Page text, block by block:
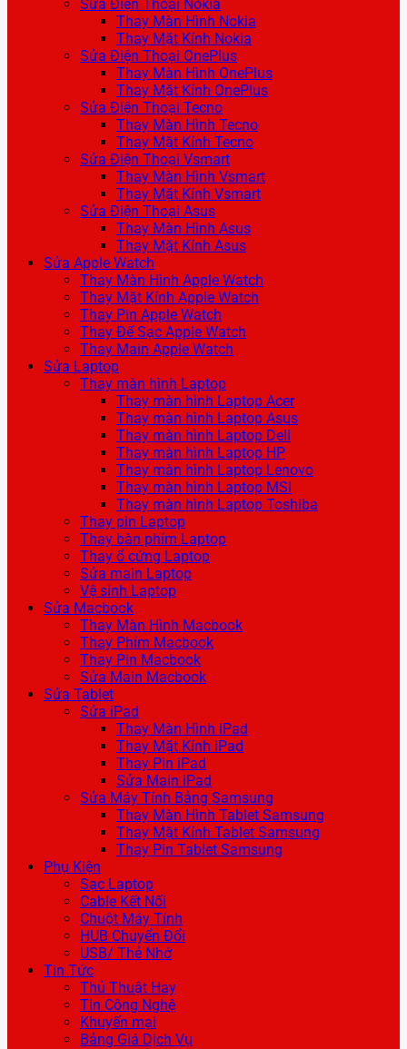
Sửa Điện Thoại Nokia
Thay Màn Hình Nokia
Thay Mặt Kính Nokia
Sửa Điện Thoại OnePlus
Thay Màn Hình OnePlus
Thay Mặt Kính OnePlus
Sửa Điện Thoại Tecno
Thay Màn Hình Tecno
Thay Mặt Kính Tecno
Sửa Điện Thoại Vsmart
Thay Màn Hình Vsmart
Thay Mặt Kính Vsmart
Sửa Điện Thoại Asus
Thay Màn Hình Asus
Thay Mặt Kính Asus
Sửa Apple Watch
Thay Màn Hình Apple Watch
Thay Mặt Kính Apple Watch
Thay Pin Apple Watch
Thay Đế Sạc Apple Watch
Thay Main Apple Watch
Sửa Laptop
Thay màn hình Laptop
Thay màn hình Laptop Acer
Thay màn hình Laptop Asus
Thay màn hình Laptop Dell
Thay màn hình Laptop HP
Thay màn hình Laptop Lenovo
Thay màn hình Laptop MSI
Thay màn hình Laptop Toshiba
Thay pin Laptop
Thay bàn phím Laptop
Thay ổ cứng Laptop
Sửa main Laptop
Vệ sinh Laptop
Sửa Macbook
Thay Màn Hình Macbook
Thay Phím Macbook
Thay Pin Macbook
Sửa Main Macbook
Sửa Tablet
Sửa iPad
Thay Màn Hình iPad
Thay Mặt Kính iPad
Thay Pin iPad
Sửa Main iPad
Sửa Máy Tính Bảng Samsung
Thay Màn Hình Tablet Samsung
Thay Mặt Kính Tablet Samsung
Thay Pin Tablet Samsung
Phụ Kiện
Sạc Laptop
Cable Kết Nối
Chuột Máy Tính
HUB Chuyển Đổi
USB/ Thẻ Nhớ
Tin Tức
Thủ Thuật Hay
Tin Công Nghệ
Khuyến mại
Bảng Giá Dịch Vụ